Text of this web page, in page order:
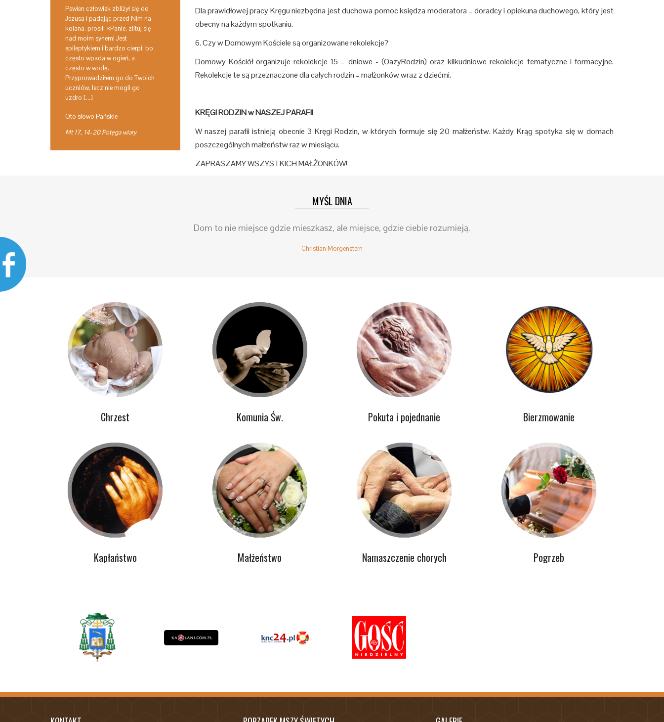
Pewien człowiek zbliżył się do
Jezusa i padając przed Nim na
kolana, prosił: «Panie, zlituj się
nad moim synem! Jest
epileptykiem i bardzo cierpi; bo
często wpada w ogień, a
często w wodę.
Przyprowadziłem go do Twoich
uczniów, lecz nie mogli go
uzdro […]
Oto słowo Pańskie
Mt 17, 14-20 Potęga wiary
Dla prawidłowej pracy Kręgu niezbędna jest duchowa pomoc księdza moderatora – doradcy i opiekuna duchowego, który jest
obecny na każdym spotkaniu.
6. Czy w Domowym Kościele są organizowane rekolekcje?
Domowy Kościół organizuje rekolekcje 15 – dniowe - (OazyRodzin) oraz kilkudniowe rekolekcje tematyczne i formacyjne.
Rekolekcje te są przeznaczone dla całych rodzin – małżonków wraz z dziećmi.
KRĘGI RODZIN w NASZEJ PARAFII
W naszej parafii istnieją obecnie 3 Kręgi Rodzin, w których formuje się 20 małżeństw. Każdy Krąg spotyka się w domach
poszczególnych małżeństw raz w miesiącu.
ZAPRASZAMY WSZYSTKICH MAŁŻONKÓW!
MYŚL DNIA
Dom to nie miejsce gdzie mieszkasz, ale miejsce, gdzie ciebie rozumieją.
Christian Morgenstern
Chrzest Komunia Św. Pokuta i pojednanie Bierzmowanie
Kapłaństwo Małżeństwo Namaszczenie chorych Pogrzeb